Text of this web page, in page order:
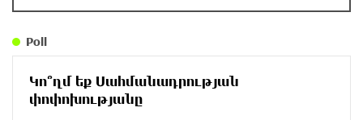
Concert in the U.S.
Artsakh” Program
Poll
Կո՞ղմ եք Սահմանադրության
փոփոխությանը